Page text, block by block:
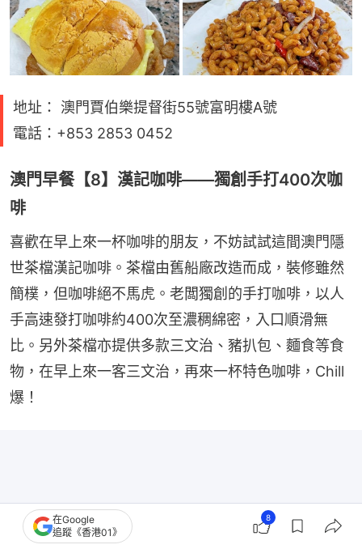
地址： 澳門賈伯樂提督街55號富明樓A號
電話：+853 2853 0452
澳門早餐【8】漢記咖啡——獨創手打400次咖
啡
喜歡在早上來一杯咖啡的朋友，不妨試試這間澳門隱
世茶檔漢記咖啡。茶檔由舊船廠改造而成，裝修雖然
簡樸，但咖啡絕不馬虎。老闆獨創的手打咖啡，以人
手高速發打咖啡約400次至濃稠綿密，入口順滑無
比。另外茶檔亦提供多款三文治、豬扒包、麵食等食
物，在早上來一客三文治，再來一杯特色咖啡，Chill
爆！
在Google
追蹤《香港01》
8